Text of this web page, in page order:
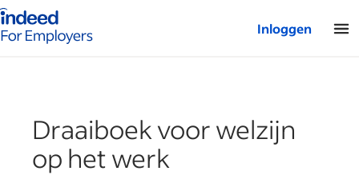
van Indeed - Voor werkgevers
Inloggen
Draaiboek voor welzijn
op het werk